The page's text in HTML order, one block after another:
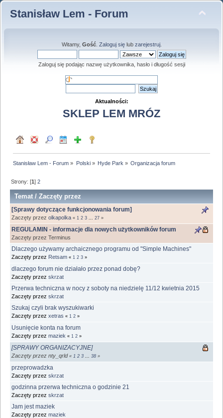
Stanisław Lem - Forum
Witamy, Gość. Zaloguj sięlub zarejestruj.
Zaloguj się podając nazwę użytkownika, hasło i długość sesji
Aktualności:
SKLEP LEM MRÓZ
Stanisław Lem - Forum » Polski» Hyde Park » Organizacja forum
Strony: [1]2
Temat /Zaczęty przez
[Sprawy dotyczące funkcjonowania forum]
Zaczęty przez olkapolka « 1 2 3 27 »
REGULAMIN - informacje dla nowych użytkowników forum
Zaczęty przez Terminus
Dlaczego używamy archaicznego programu od "Simple Machines"
Zaczęty przez Retsam « 1 2 3 »
dlaczego forum nie działało przez ponad dobę?
Zaczęty przez skrzat
Przerwa techniczna w nocy z soboty na niedzielę 11/12 kwietnia 2015
Zaczęty przez skrzat
Szukaj czyli brak wyszukiwarki
Zaczęty przez xetras « 1 2 »
Usunięcie konta na forum
Zaczęty przez maziek « 1 2 »
[SPRAWY ORGANIZACYJNE]
Zaczęty przez nty_qrld « 1 2 3 38 »
przeprowadzka
Zaczęty przez skrzat
godzinna przerwa techniczna o godzinie 21
Zaczęty przez skrzat
Jam jest maziek
Zaczęty przez maziek